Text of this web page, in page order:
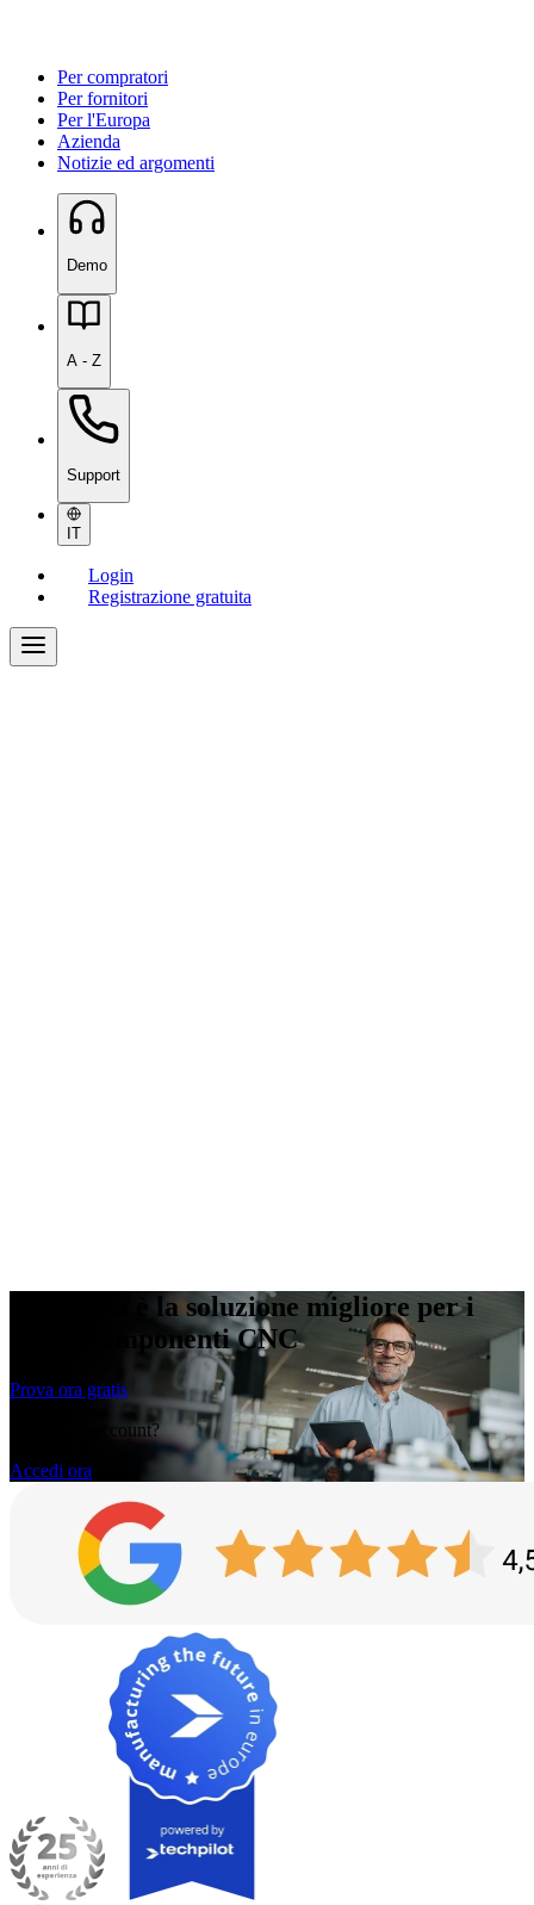
Per compratori
Per fornitori
Per l'Europa
Azienda
Notizie ed argomenti
Demo
A - Z
Support
IT
Login
Registrazione gratuita
L'Europa è la soluzione migliore per i
vostri componenti CNC
Prova ora gratis
Hai già un account?
Accedi ora